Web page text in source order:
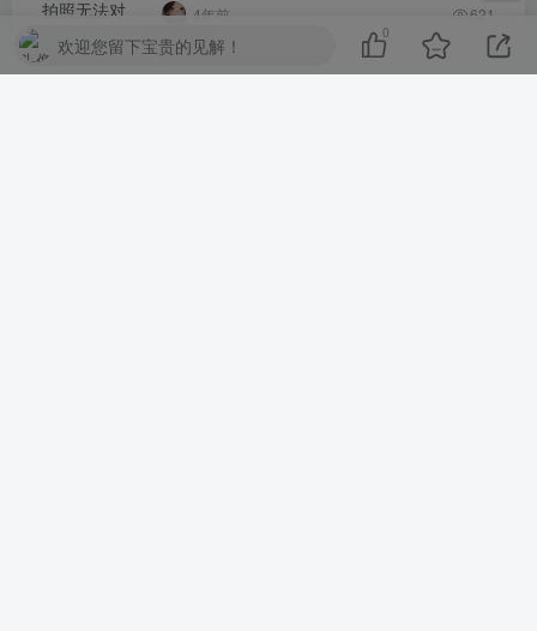
4年前 621
欢迎您留下宝贵的见解！
0